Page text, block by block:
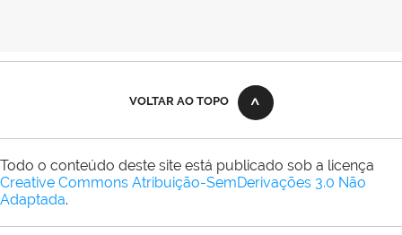
VOLTAR AO TOPO
Todo o conteúdo deste site está publicado sob a licença
Creative Commons Atribuição-SemDerivações 3.0 Não
Adaptada.